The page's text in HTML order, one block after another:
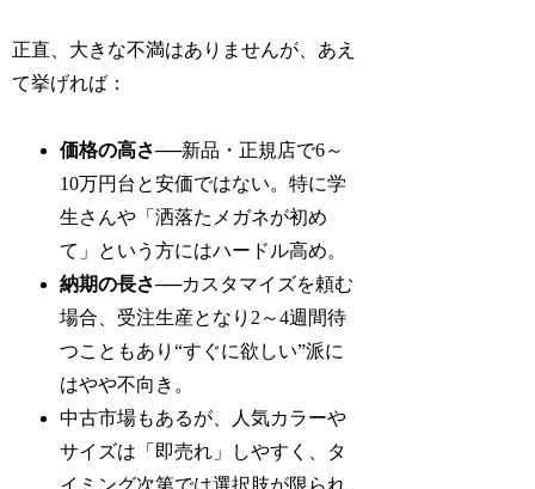
正直、大きな不満はありませんが、あえ
て挙げれば：
価格の高さ──新品・正規店で6～
10万円台と安価ではない。特に学
生さんや「洒落たメガネが初め
て」という方にはハードル高め。
納期の長さ──カスタマイズを頼む
場合、受注生産となり2～4週間待
つこともあり“すぐに欲しい”派に
はやや不向き。
中古市場もあるが、人気カラーや
サイズは「即売れ」しやすく、タ